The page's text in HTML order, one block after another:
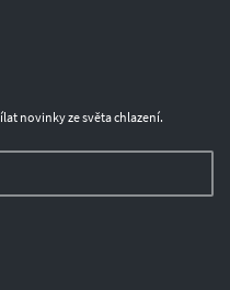
novinky ze světa chlazení.